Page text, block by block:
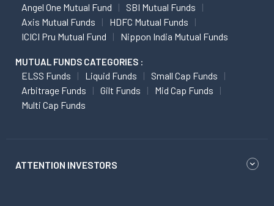
Angel One Mutual Fund
SBI Mutual Funds
Axis Mutual Funds
HDFC Mutual Funds
ICICI Pru Mutual Fund
Nippon India Mutual Funds
MUTUAL FUNDS CATEGORIES :
ELSS Funds Liquid Funds
Small Cap Funds
Arbitrage Funds
Gilt Funds
Mid Cap Funds
Multi Cap Funds
ATTENTION INVESTORS